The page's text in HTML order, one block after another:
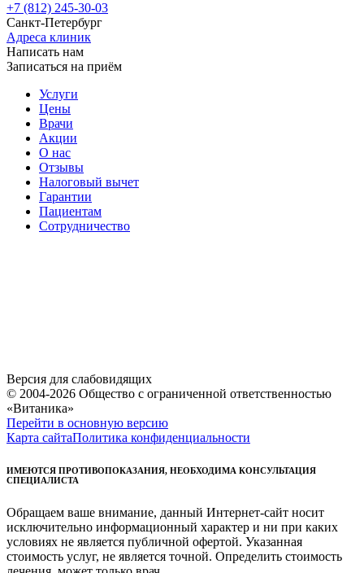
+7 (812) 245-30-03
Санкт-Петербург
Адреса клиник
Написать нам
Записаться на приём
Услуги
Цены
Врачи
Акции
О нас
Отзывы
Налоговый вычет
Гарантии
Пациентам
Сотрудничество
Версия для слабовидящих
© 2004-2026 Общество с ограниченной ответственностью
«Витаника»
Перейти в основную версию
Карта сайтаПолитика конфиденциальности
ИМЕЮТСЯ ПРОТИВОПОКАЗАНИЯ, НЕОБХОДИМА КОНСУЛЬТАЦИЯ
СПЕЦИАЛИСТА
Обращаем ваше внимание, данный Интернет-сайт носит
исключительно информационный характер и ни при каких
условиях не является публичной офертой. Указанная
стоимость услуг, не является точной. Определить стоимость